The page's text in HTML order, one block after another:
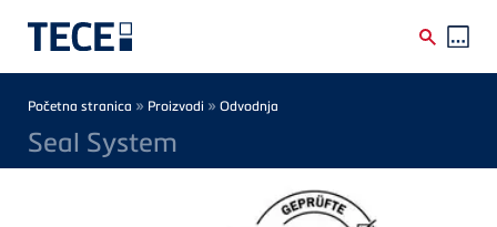
Breadcrumb
Početna stranica » Proizvodi » Odvodnja
Seal System